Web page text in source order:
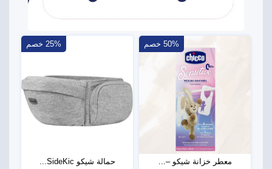
50% خصم
معطر خزانة شيكو –...
25% خصم
حمالة شيكو SideKic...